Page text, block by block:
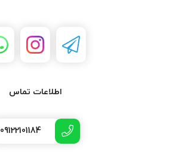
اطلاعات تماس
09122101184